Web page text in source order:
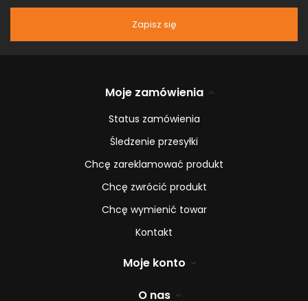
Zapisz się
Moje zamówienia
Status zamówienia
Śledzenie przesyłki
Chcę zareklamować produkt
Chcę zwrócić produkt
Chcę wymienić towar
Kontakt
Moje konto
O nas